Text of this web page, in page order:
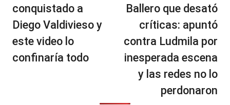
conquistado a
Diego Valdivieso y
este video lo
confinaría todo
Ballero que desató
críticas: apuntó
contra Ludmila por
inesperada escena
y las redes no lo
perdonaron